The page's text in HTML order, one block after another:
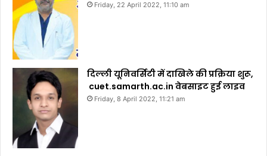
Friday, 22 April 2022, 11:10 am
दिल्ली यूनिवर्सिटी में दाखिले की प्रक्रिया शुरू,
cuet.samarth.ac.in वेबसाइट हुई लाइव
Friday, 8 April 2022, 11:21 am